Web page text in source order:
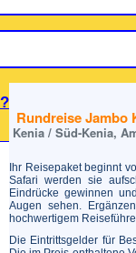
Rundreise Jambo
Kenia / Süd-Kenia,
Ihr Reisepaket beginnt
Safari werden sie
Eindrücke gewinnen
Augen sehen.
hochwertigem
Die Eintrittsgelder für